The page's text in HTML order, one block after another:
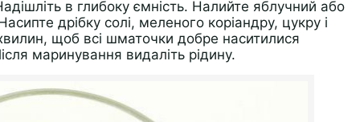
в глибоку ємність. Налийте яблучний або
дрібку солі, меленого коріандру, цукру і
щоб всі шматочки добре наситилися
маринування видаліть рідину.